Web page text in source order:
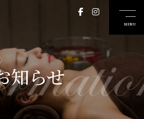
知らせ